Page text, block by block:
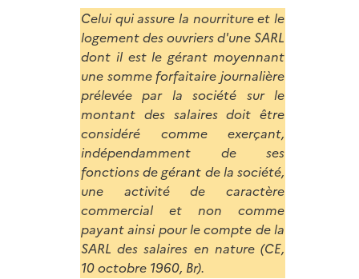
Celui qui assure la nourriture et le
logement des ouvriers d'une SARL
dont il est le gérant moyennant
une somme forfaitaire journalière
prélevée par la société sur le
montant des salaires doit être
considéré comme exerçant,
indépendamment de ses
fonctions de gérant de la société,
une activité de caractère
commercial et non comme
payant ainsi pour le compte de la
SARL des salaires en nature (CE,
10 octobre 1960, Br).